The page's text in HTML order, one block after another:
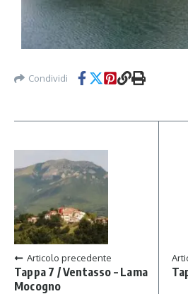
Condividi
Articolo precedente
Tappa 7 / Ventasso – Lama
Mocogno